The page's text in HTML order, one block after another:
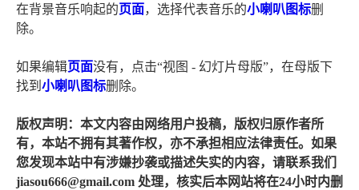
在背景音乐响起的页面，选择代表音乐的小喇叭图标删
除。
如果编辑页面没有，点击“视图 - 幻灯片母版”，在母版下
找到 小喇叭图标删除。
版权声明：本文内容由网络用户投稿，版权归原作者所
有，本站不拥有其著作权，亦不承担相应法律责任。如果
您发现本站中有涉嫌抄袭或描述失实的内容，请联系我们
jiasou666@gmail.com 处理，核实后本网站将在24小时内删